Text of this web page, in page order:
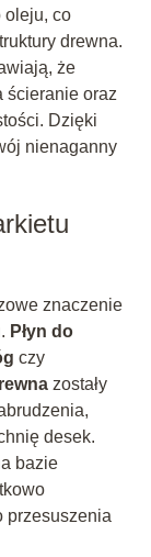
oleju, co
drewna.
że
ścieranie oraz
Dzięki
nienaganny
znaczenie
Płyn do
czy
zostały
desek.
bazie
przesuszenia